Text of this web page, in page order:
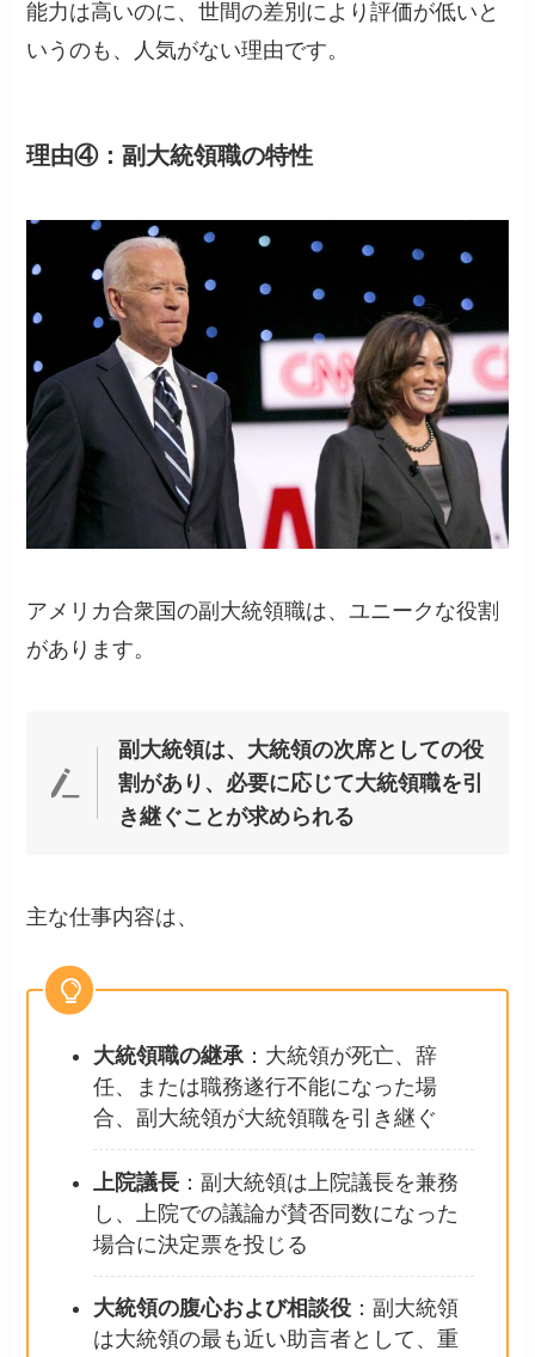
能力は高いのに、世間の差別により評価が低いと
いうのも、人気がない理由です。
理由④：副大統領職の特性
アメリカ合衆国の副大統領職は、ユニークな役割
があります。
副大統領は、大統領の次席としての役
割があり、必要に応じて大統領職を引
き継ぐことが求められる
主な仕事内容は、
大統領職の継承 ：大統領が死亡、辞
任、または職務遂行不能になった場
合、副大統領が大統領職を引き継ぐ
上院議長 ：副大統領は上院議長を兼務
し、上院での議論が賛否同数になった
場合に決定票を投じる
大統領の腹心および相談役 ：副大統領
は大統領の最も近い助言者として、重